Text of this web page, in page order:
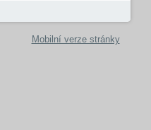
Mobilní verze stránky